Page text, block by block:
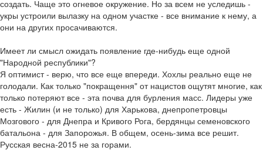
создать. Чаще это огневое окружение. Но за всем не уследишь -
укры устроили вылазку на одном участке - все внимание к нему, а
они на других просачиваются.
Имеет ли смысл ожидать появление где-нибудь еще одной
"Народной республики"?
Я оптимист - верю, что все еще впереди. Хохлы реально еще не
голодали. Как только "покращення" от нацистов ощутят многие, как
только потеряют все - эта почва для бурления масс. Лидеры уже
есть - Жилин (и не только) для Харькова, днепропетровцы
Мозгового - для Днепра и Кривого Рога, бердянцы семеновского
батальона - для Запорожья. В общем, осень-зима все решит.
Русская весна-2015 не за горами.